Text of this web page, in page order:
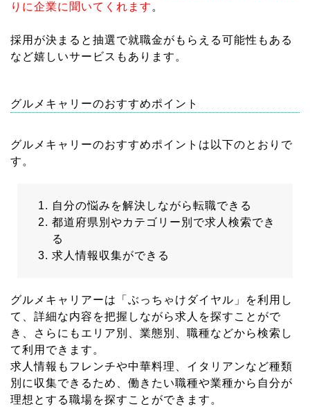
りに企業に聞いてくれます 。
採用が決まると抽選で就職金がもらえる可能性もある
など嬉しいサービスもあります。
グルメキャリーのおすすめポイント
グルメキャリーのおすすめポイントは以下のとおりで
す。
自分の悩みを解決しながら転職できる
都道府県別やカテゴリー別で求人検索でき
る
求人情報収集ができる
グルメキャリアーは「ぶっちゃけダイヤル」を利用し
て、詳細な内容を把握しながら求人を探すことがで
き、さらにもエリア別、業態別、職種などから検索し
て利用できます。
求人情報もフレンチや中華料理、イタリアンなど種類
別に収集できるため、働きたい職種や業種から自分が
理想とする職場を探すことができます。